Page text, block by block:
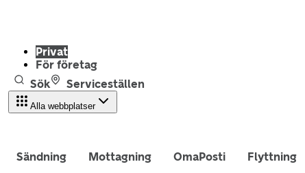
Privat
För företag
Sök
Serviceställen
Alla webbplatser
Sändning Mottagning OmaPosti Flyttning